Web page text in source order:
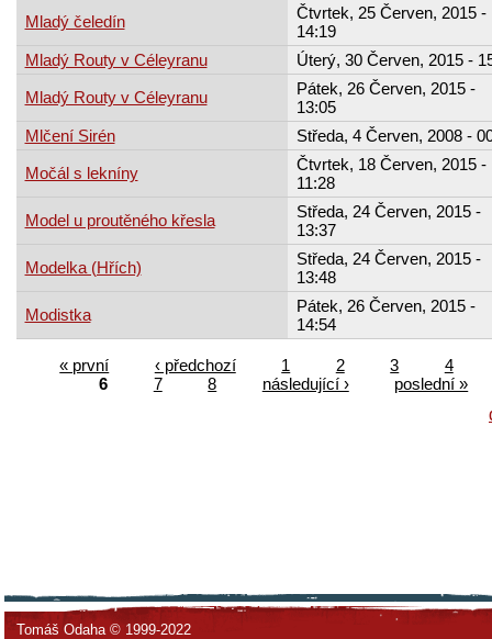
Mladý čeledín
Čtvrtek, 25 Červen, 2015 -
14:19
Mladý Routy v Céleyranu
Úterý, 30 Červen, 2015 -
Mladý Routy v Céleyranu
Pátek, 26 Červen, 2015 -
13:05
Mlčení Sirén
Středa, 4 Červen, 2008 -
Močál s lekníny
Čtvrtek, 18 Červen, 2015 -
11:28
Model u proutěného křesla
Středa, 24 Červen, 2015 -
13:37
Modelka (Hřích)
Středa, 24 Červen, 2015 -
13:48
Modistka
Pátek, 26 Červen, 2015 -
14:54
« první ‹ předchozí 1 2 3
4
6
7 8 následující ›
poslední »
Tomáš Odaha © 1999-2022